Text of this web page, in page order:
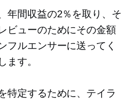
年間収益の2％を取り、そ
ビューのためにその金額
フルエンサーに送ってく
ます。
特定するために、テイラ